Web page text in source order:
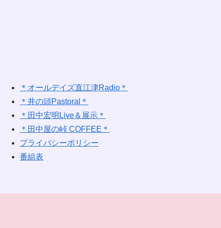
＊オールデイズ直江津Radio＊
＊井の頭Pastoral＊
＊田中宏明Live＆展示＊
＊田中屋の峠 COFFEE＊
プライバシーポリシー
番組表